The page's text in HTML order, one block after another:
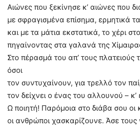
Αιώνες που ξεκίνησε κ’ αιώνες που
με σφραγισμένα επίσημα, ερμητικά τα
και με τα μάτια εκστατικά, το χέρι
πηγαίνοντας στα γαλανά της
Στο πέρασμά του απ’ τους πλατειούς
όσοι
τον συντυχαίνουν, για τρελλό τον
τον δείχνει ο ένας του αλλουνού –
Ω ποιητή! Παρόμοια στο διάβα σου οι
οι ανθρώποι χασκαρίζουνε. Άσε